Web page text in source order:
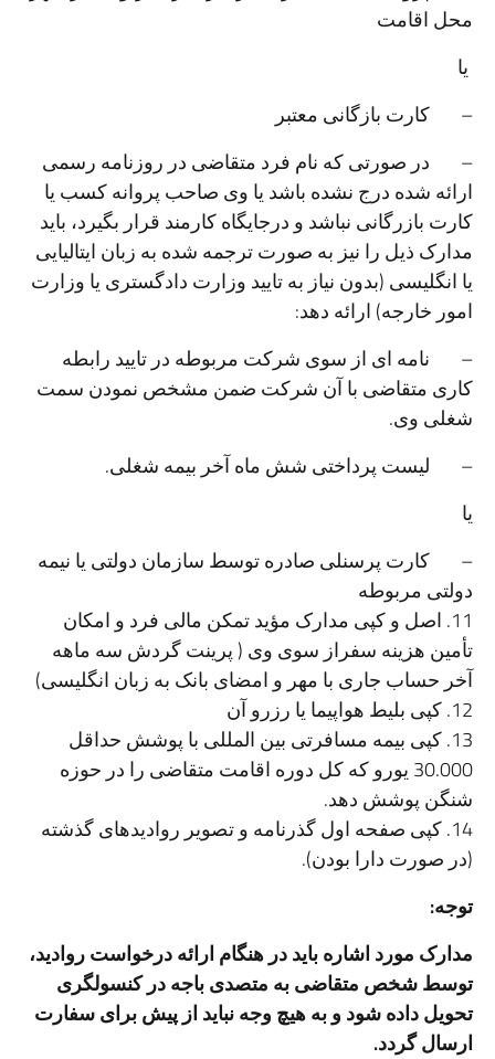
محل اقامت
یا
– کارت بازگانی معتبر
– در صورتی که نام فرد متقاضی در روزنامه رسمی
ارائه شده درج نشده باشد یا وی صاحب پروانه کسب یا
کارت بازرگانی نباشد و درجایگاه کارمند قرار بگیرد، باید
مدارک ذیل را نیز به صورت ترجمه شده به زبان ایتالیایی
یا انگلیسی (بدون نیاز به تایید وزارت دادگستری یا وزارت
امور خارجه) ارائه دهد:
– نامه ای از سوی شرکت مربوطه در تایید رابطه
کاری متقاضی با آن شرکت ضمن مشخص نمودن سمت
شغلی وی.
– لیست پرداختی شش ماه آخر بیمه شغلی.
یا
– کارت پرسنلی صادره توسط سازمان دولتی یا نیمه
دولتی مربوطه
11. اصل و کپی مدارک مؤید تمکن مالی فرد و امکان
تأمین هزینه سفراز سوی وی ( پرینت گردش سه ماهه
آخر حساب جاری با مهر و امضای بانک به زبان انگلیسی)
12. کپی بلیط هواپیما یا رزرو آن
13. کپی بیمه مسافرتی بین المللی با پوشش حداقل
30.000 یورو که کل دوره اقامت متقاضی را در حوزه
شنگن پوشش دهد.
14. کپی صفحه اول گذرنامه و تصویر روادیدهای گذشته
(در صورت دارا بودن).
توجه:
مدارک مورد اشاره باید در هنگام ارائه درخواست روادید،
توسط شخص متقاضی به متصدی باجه در کنسولگری
تحویل داده شود و به هیچ وجه نباید از پیش برای سفارت
ارسال گردد.